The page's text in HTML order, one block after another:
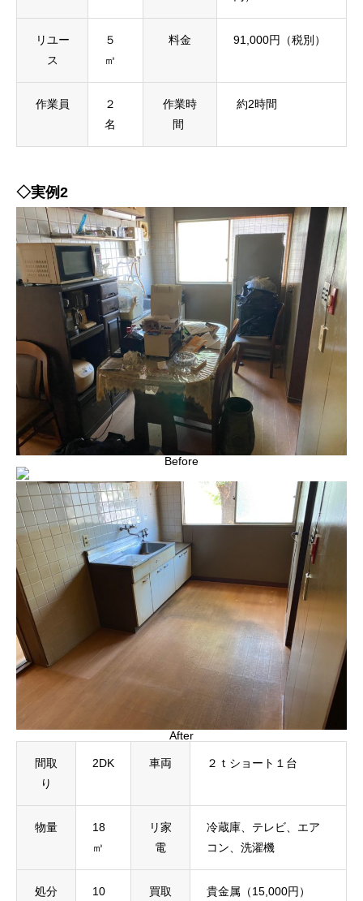
リユー
ス
５
㎥
料金 91,000円（税別）
作業員
２
名
作業時
間
約2時間
◇実例2
Before
After
間取
り
2DK 車両 ２ｔショート１台
物量
18
㎥
リ家
電
冷蔵庫、テレビ、エア
コン、洗濯機
処分
10
買取 貴金属（15,000円）